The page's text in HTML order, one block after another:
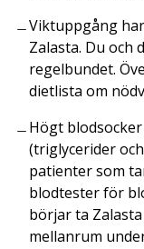
Viktuppgång
Zalasta. Du och
regelbundet.
dietlista om
Högt
(triglycerider
patienter som
blodtester för
börjar ta
mellanrum